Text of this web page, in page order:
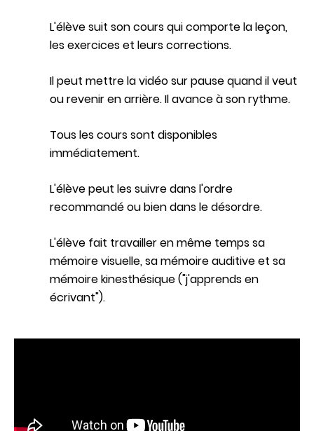
L'élève suit son cours qui comporte la leçon,
les exercices et leurs corrections.
Il peut mettre la vidéo sur pause quand il veut
ou revenir en arrière. Il avance à son rythme.
Tous les cours sont disponibles
immédiatement.
L'élève peut les suivre dans l'ordre
recommandé ou bien dans le désordre.
L'élève fait travailler en même temps sa
mémoire visuelle, sa mémoire auditive et sa
mémoire kinesthésique ("j'apprends en
écrivant").